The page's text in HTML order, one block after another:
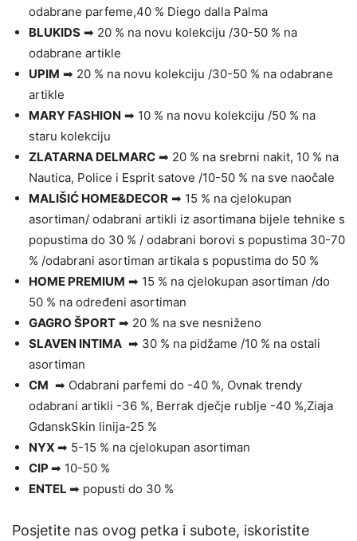
odabrane parfeme,40 % Diego dalla Palma
BLUKIDS ➡ 20 % na novu kolekciju /30-50 % na
odabrane artikle
UPIM ➡ 20 % na novu kolekciju /30-50 % na odabrane
artikle
MARY FASHION ➡ 10 % na novu kolekciju /50 % na
staru kolekciju
ZLATARNA DELMARC ➡ 20 % na srebrni nakit, 10 % na
Nautica, Police i Esprit satove /10-50 % na sve naočale
MALIŠIĆ HOME&DECOR ➡ 15 % na cjelokupan
asortiman/ odabrani artikli iz asortimana bijele tehnike s
popustima do 30 % / odabrani borovi s popustima 30-70
% /odabrani asortiman artikala s popustima do 50 %
HOME PREMIUM ➡ 15 % na cjelokupan asortiman /do
50 % na određeni asortiman
GAGRO ŠPORT ➡ 20 % na sve nesniženo
SLAVEN INTIMA ➡ 30 % na pidžame /10 % na ostali
asortiman
CM ➡ Odabrani parfemi do -40 %, Ovnak trendy
odabrani artikli -36 %, Berrak dječje rublje -40 %,Ziaja
GdanskSkin linija-25 %
NYX ➡ 5-15 % na cjelokupan asortiman
CIP ➡ 10-50 %
ENTEL ➡ popusti do 30 %
Posjetite nas ovog petka i subote, iskoristite